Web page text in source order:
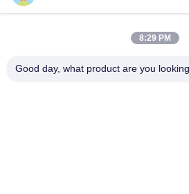
SFP-25G-AOC10M= SFP 25G
8:29 PM
Good day, what product are you